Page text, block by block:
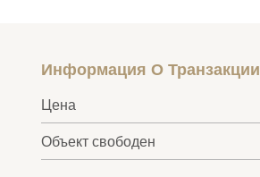
Информация О Транзакции
Цена
Объект свободен